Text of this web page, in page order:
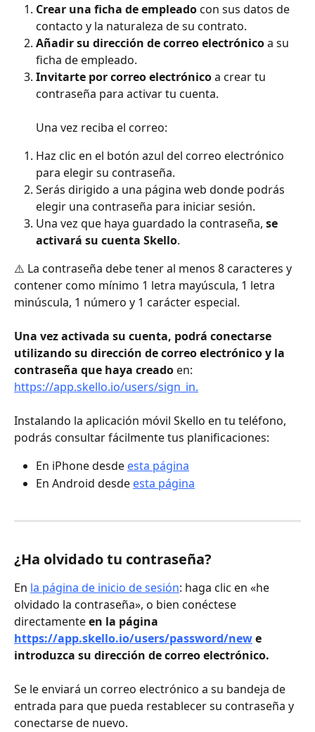
Crear una ficha de empleado con sus datos de
contacto y la naturaleza de su contrato.
Añadir su dirección de correo electrónico a su
ficha de empleado.
Invitarte por correo electrónico a crear tu
contraseña para activar tu cuenta.
Una vez reciba el correo:
Haz clic en el botón azul del correo electrónico
para elegir su contraseña.
Serás dirigido a una página web donde podrás
elegir una contraseña para iniciar sesión.
Una vez que haya guardado la contraseña, se
activará su cuenta Skello.
⚠️ La contraseña debe tener al menos 8 caracteres y
contener como mínimo 1 letra mayúscula, 1 letra
minúscula, 1 número y 1 carácter especial.
Una vez activada su cuenta, podrá conectarse
utilizando su dirección de correo electrónico y la
contraseña que haya creado en:
https://app.skello.io/users/sign_in.
Instalando la aplicación móvil Skello en tu teléfono,
podrás consultar fácilmente tus planificaciones:
En iPhone desde esta página
En Android desde esta página
¿Ha olvidado tu contraseña?
En la página de inicio de sesión: haga clic en «he
olvidado la contraseña», o bien conéctese
directamente en la página
https://app.skello.io/users/password/new e
introduzca su dirección de correo electrónico.
Se le enviará un correo electrónico a su bandeja de
entrada para que pueda restablecer su contraseña y
conectarse de nuevo.